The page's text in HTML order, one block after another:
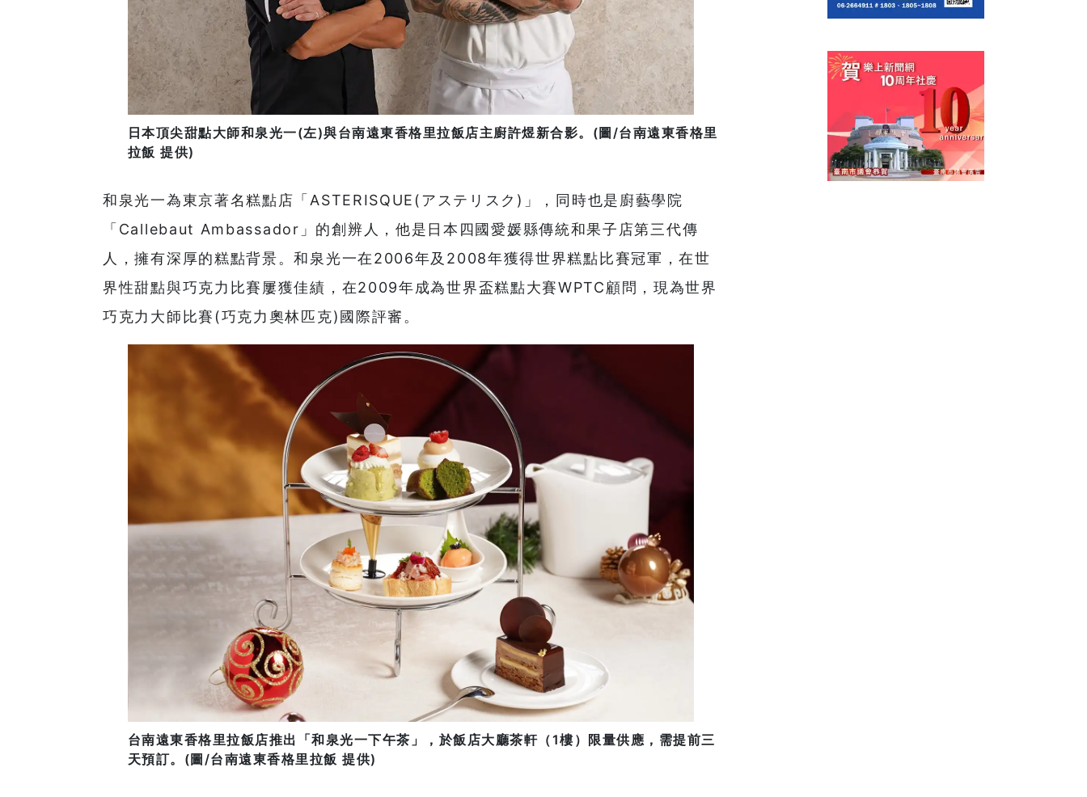
日本頂尖甜點大師和泉光一(左)與台南遠東香格里拉飯店主廚許煜新合影。(圖/台南遠東香格里
拉飯 提供)
和泉光一為東京著名糕點店「ASTERISQUE(アステリスク)」，同時也是廚藝學院
「Callebaut Ambassador」的創辨人，他是日本四國愛媛縣傳統和果子店第三代傳
人，擁有深厚的糕點背景。和泉光一在2006年及2008年獲得世界糕點比賽冠軍，在世
界性甜點與巧克力比賽屢獲佳績，在2009年成為世界盃糕點大賽WPTC顧問，現為世界
巧克力大師比賽(巧克力奧林匹克)國際評審。
台南遠東香格里拉飯店推出「和泉光一下午茶」，於飯店大廳茶軒（1樓）限量供應，需提前三
天預訂。(圖/台南遠東香格里拉飯 提供)